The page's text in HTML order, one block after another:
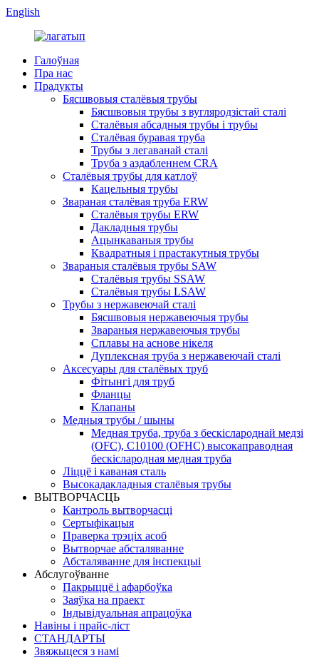
English
Галоўная
Пра нас
Прадукты
Бясшвовыя сталёвыя трубы
Бясшвовыя трубы з вугляродзістай сталі
Сталёвыя абсадныя трубы і трубы
Сталёвая буравая труба
Трубы з легаванай сталі
Труба з аздабленнем CRA
Сталёвыя трубы для катлоў
Кацельныя трубы
Звараная сталёвая труба ERW
Сталёвыя трубы ERW
Дакладныя трубы
Ацынкаваныя трубы
Квадратныя і прастакутныя трубы
Звараныя сталёвыя трубы SAW
Сталёвыя трубы SSAW
Сталёвыя трубы LSAW
Трубы з нержавеючай сталі
Бясшвовыя нержавеючыя трубы
Звараныя нержавеючыя трубы
Сплавы на аснове нікеля
Дуплексная труба з нержавеючай сталі
Аксесуары для сталёвых труб
Фітынгі для труб
Фланцы
Клапаны
Медныя трубы / шыны
Медная труба, труба з бескіслароднай медзі
(OFC), C10100 (OFHC) высокаправодная
бескіслародная медная труба
Ліццё і каваная сталь
Высокадакладныя сталёвыя трубы
ВЫТВОРЧАСЦЬ
Кантроль вытворчасці
Сертыфікацыя
Праверка трэціх асоб
Вытворчае абсталяванне
Абсталяванне для інспекцыі
Абслугоўванне
Пакрыццё і афарбоўка
Заяўка на праект
Індывідуальная апрацоўка
Навіны і прайс-ліст
СТАНДАРТЫ
Звяжыцеся з намі